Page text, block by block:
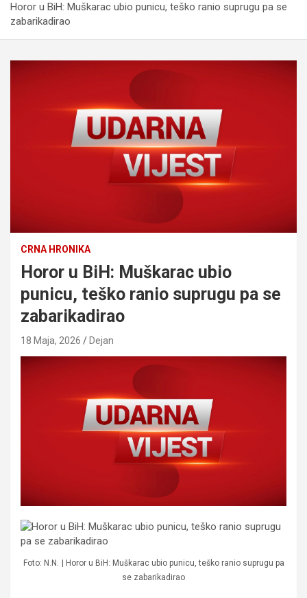
Horor u BiH: Muškarac ubio punicu, teško ranio suprugu pa se
zabarikadirao
CRNA HRONIKA
Horor u BiH: Muškarac ubio
punicu, teško ranio suprugu pa se
zabarikadirao
18 Maja, 2026 Dejan
Foto: N.N.
| Horor u BiH: Muškarac ubio punicu, teško ranio suprugu pa
se zabarikadirao